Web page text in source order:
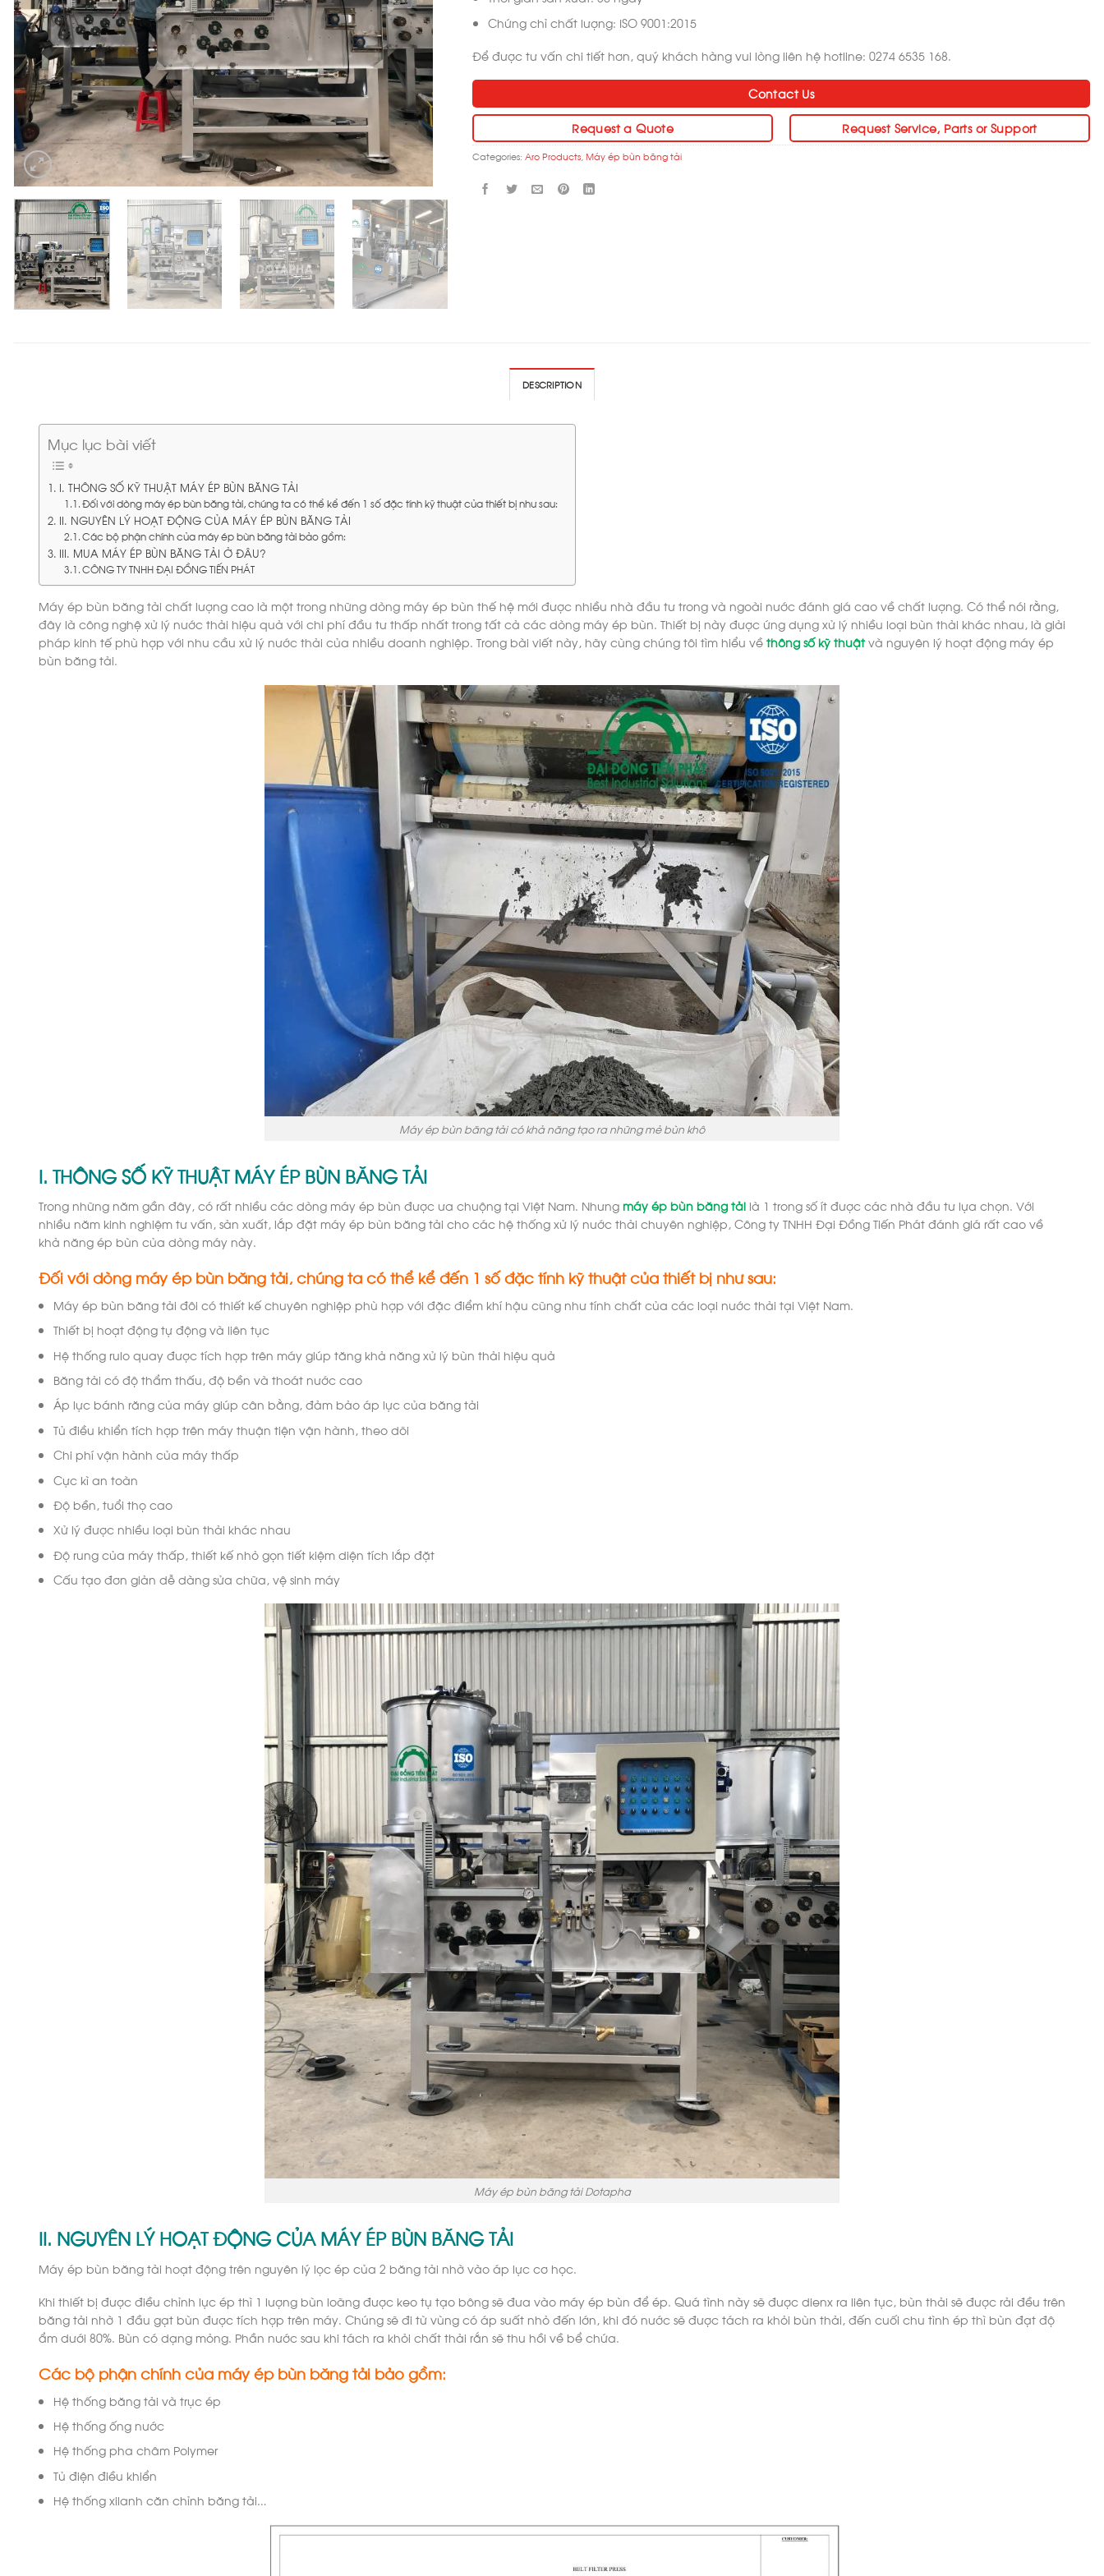
Chứng chỉ chất lượng: ISO 9001:2015
Để được tư vấn chi tiết hơn, quý khách hàng vui lòng liên hệ hotline: 0274 6535 168.
Contact Us
Request a Quote Request Service, Parts or Support
Categories:Aro Products,Máy ép bùn băng tải
DESCRIPTION
Mục lục bài viết
I. THÔNG SỐ KỸ THUẬT MÁY ÉP BÙN BĂNG TẢI
Đối với dòng máy ép bùn băng tải, chúng ta có thể kể đến 1 số đặc tính kỹ thuật của thiết bị như sau:
II. NGUYÊN LÝ HOẠT ĐỘNG CỦA MÁY ÉP BÙN BĂNG TẢI
Các bộ phận chính của máy ép bùn băng tải bảo gồm:
III. MUA MÁY ÉP BÙN BĂNG TẢI Ở ĐÂU?
CÔNG TY TNHH ĐẠI ĐỒNG TIẾN PHÁT
Máy ép bùn băng tải chất lượng cao là một trong những dòng máy ép bùn thế hệ mới được nhiều nhà đầu tư trong và ngoài nước đánh giá cao về chất lượng. Có thể nói rằng,
đây là công nghệ xử lý nước thải hiệu quả với chi phí đầu tư thấp nhất trong tất cả các dòng máy ép bùn. Thiết bị này được ứng dụng xử lý nhiều loại bùn thải khác nhau, là giải
pháp kinh tế phù hợp với nhu cầu xử lý nước thải của nhiều doanh nghiệp. Trong bài viết này, hãy cùng chúng tôi tìm hiểu vềthông số kỹ thuậtvà nguyên lý hoạt động máy ép
bùn băng tải.
Máy ép bùn băng tải có khả năng tạo ra những mẻ bùn khô
I. THÔNG SỐ KỸ THUẬT MÁY ÉP BÙN BĂNG TẢI
Trong những năm gần đây, có rất nhiều các dòng máy ép bùn được ưa chuộng tại Việt Nam. Nhưngmáy ép bùn băng tải là 1 trong số ít được các nhà đầu tư lựa chọn. Với
nhiều năm kinh nghiệm tư vấn, sản xuất, lắp đặt máy ép bùn băng tải cho các hệ thống xử lý nước thải chuyên nghiệp, Công ty TNHH Đại Đồng Tiến Phát đánh giá rất cao về
khả năng ép bùn của dòng máy này.
Đối với dòng máy ép bùn băng tải, chúng ta có thể kể đến 1 số đặc tính kỹ thuật của thiết bị như sau:
Máy ép bùn băng tải đôi có thiết kế chuyên nghiệp phù hợp với đặc điểm khí hậu cũng như tính chất của các loại nước thải tại Việt Nam.
Thiết bị hoạt động tự động và liên tục
Hệ thống rulo quay được tích hợp trên máy giúp tăng khả năng xử lý bùn thải hiệu quả
Băng tải có độ thẩm thấu, độ bền và thoát nước cao
Áp lực bánh răng của máy giúp cân bằng, đảm bảo áp lực của băng tải
Tủ điều khiển tích hợp trên máy thuận tiện vận hành, theo dõi
Chi phí vận hành của máy thấp
Cực kì an toàn
Độ bền, tuổi thọ cao
Xử lý được nhiều loại bùn thải khác nhau
Độ rung của máy thấp, thiết kế nhỏ gọn tiết kiệm diện tích lắp đặt
Cấu tạo đơn giản dễ dàng sửa chữa, vệ sinh máy
Máy ép bùn băng tải Dotapha
II. NGUYÊN LÝ HOẠT ĐỘNG CỦA MÁY ÉP BÙN BĂNG TẢI
Máy ép bùn băng tải hoạt động trên nguyên lý lọc ép của 2 băng tải nhờ vào áp lực cơ học.
Khi thiết bị được điều chỉnh lực ép thì 1 lượng bùn loãng được keo tụ tạo bông sẽ đưa vào máy ép bùn để ép. Quá tình này sẽ được dienx ra liên tục, bùn thải sẽ được rải đều trên
băng tải nhờ 1 đầu gạt bùn được tích hợp trên máy. Chúng sẽ đi từ vùng có áp suất nhỏ đến lớn, khi đó nước sẽ được tách ra khỏi bùn thải, đến cuối chu tình ép thì bùn đạt độ
ẩm dưới 80%. Bùn có dạng mỏng. Phần nước sau khi tách ra khỏi chất thải rắn sẽ thu hồi về bể chứa.
Các bộ phận chính của máy ép bùn băng tải bảo gồm:
Hệ thống băng tải và trục ép
Hệ thống ống nước
Hệ thống pha châm Polymer
Tủ điện điều khiển
Hệ thống xilanh căn chỉnh băng tải…